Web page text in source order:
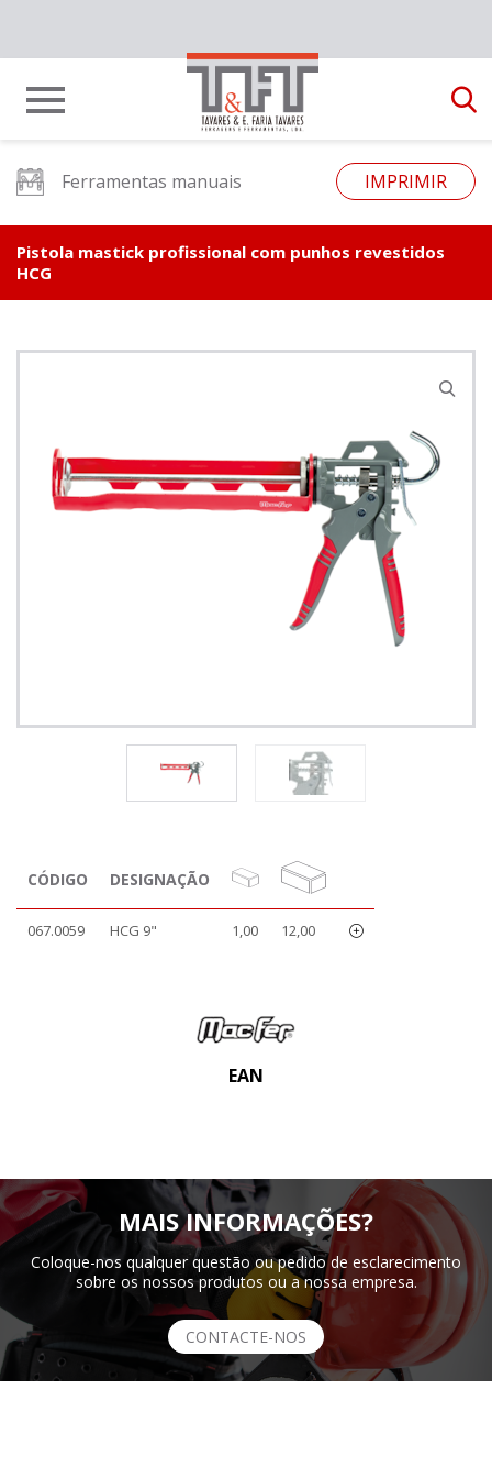
Ferramentas manuais IMPRIMIR
Pistola mastick profissional com punhos revestidos
HCG
CÓDIGO DESIGNAÇÃO
067.0059 HCG 9" 1,00 12,00
EAN
MAIS INFORMAÇÕES?
Coloque-nos qualquer questão ou pedido de esclarecimento
sobre os nossos produtos ou a nossa empresa.
CONTACTE-NOS